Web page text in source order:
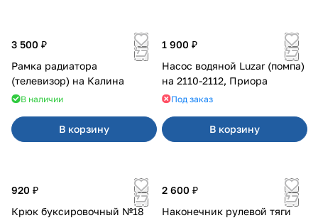
3 500 ₽
Рамка радиатора
(телевизор) на Калина
В наличии
В корзину
1 900 ₽
Насос водяной Luzar (помпа)
на 2110-2112, Приора
Под заказ
В корзину
920 ₽
Крюк буксировочный №18
2 600 ₽
Наконечник рулевой тяги